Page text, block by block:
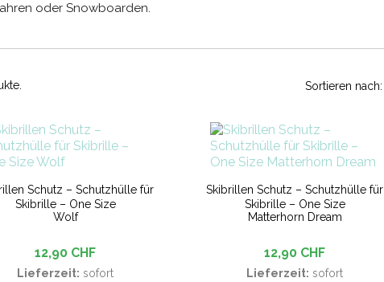
oder Snowboarden.
Sortieren nach:
Schutz – Schutzhülle für
Skibrille – One Size
Wolf
12,90 CHF
Lieferzeit: sofort
Skibrillen Schutz – Schutzhülle für
Skibrille – One Size
Matterhorn Dream
12,90 CHF
Lieferzeit: sofort